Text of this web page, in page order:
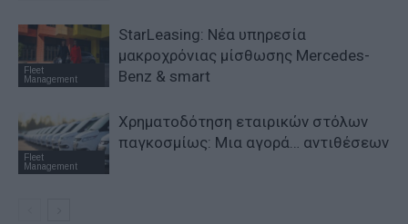
Fleet
Management
StarLeasing: Νέα υπηρεσία
μακροχρόνιας μίσθωσης Mercedes-
Benz & smart
Fleet
Management
Χρηματοδότηση εταιρικών στόλων
παγκοσμίως: Μια αγορά… αντιθέσεων